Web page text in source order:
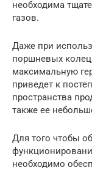
необходима
газов.
Даже при
поршневых
максимальную
приведет к
пространства
также ее
Для того чтобы
необходимо